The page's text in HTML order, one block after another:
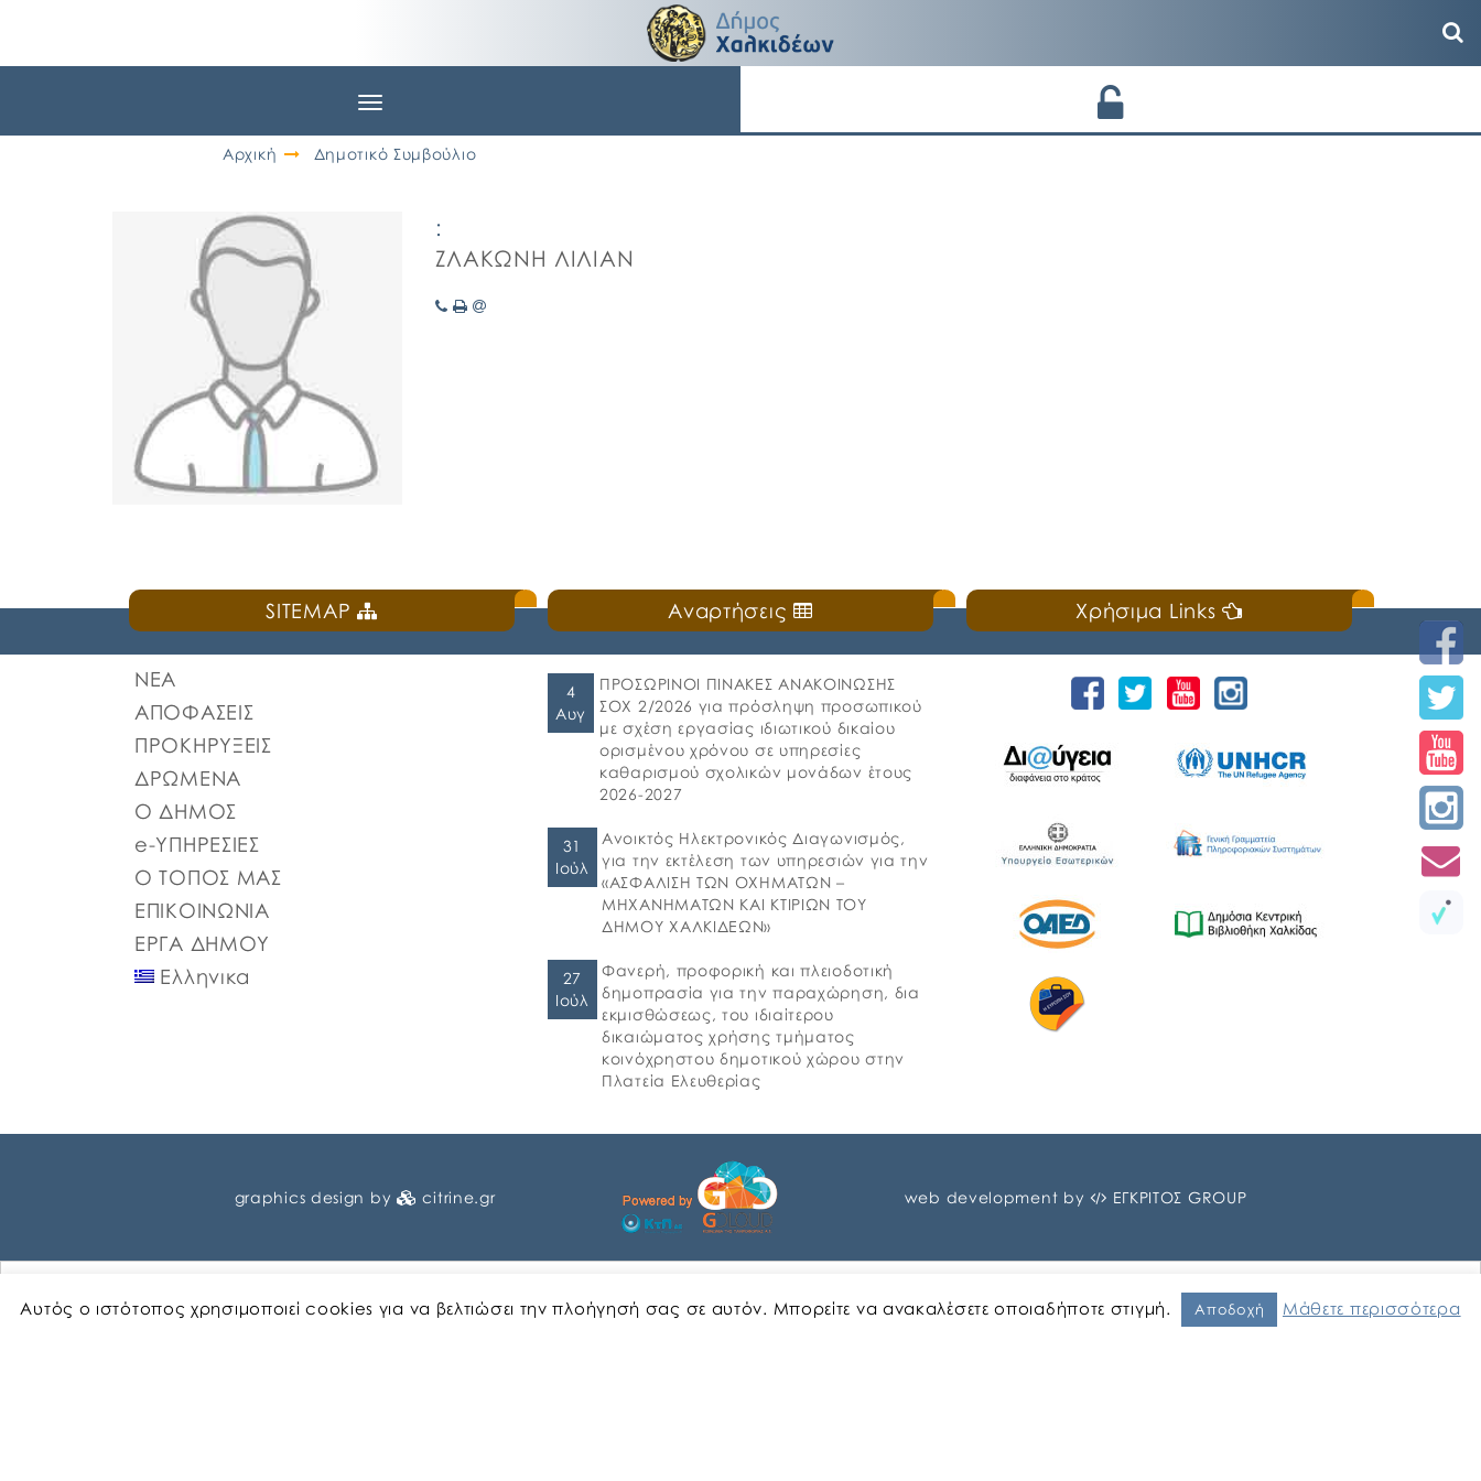
Toggle
Αρχική
Δημοτικό Συμβούλιο
:
ΖΛΑΚΩΝΗ ΛΙΛΙΑΝ
SITEMAP
ΝΕΑ
ΑΠΟΦΑΣΕΙΣ
ΠΡΟΚΗΡΥΞΕΙΣ
ΔΡΩΜΕΝΑ
Ο ΔΗΜΟΣ
e-ΥΠΗΡΕΣΙΕΣ
Ο ΤΟΠΟΣ ΜΑΣ
ΕΠΙΚΟΙΝΩΝΙΑ
ΕΡΓΑ ΔΗΜΟΥ
Ελληνικα
Αναρτήσεις
4
Αυγ
ΠΡΟΣΩΡΙΝΟΙ ΠΙΝΑΚΕΣ ΑΝΑΚΟΙΝΩΣΗΣ
ΣΟΧ 2/2026 για πρόσληψη προσωπικού
με σχέση εργασίας ιδιωτικού δικαίου
ορισμένου χρόνου σε υπηρεσίες
καθαρισμού σχολικών μονάδων έτους
2026-2027
31
Ιούλ
Ανοικτός Ηλεκτρονικός Διαγωνισμός,
για την εκτέλεση των υπηρεσιών για την
«ΑΣΦΑΛΙΣΗ ΤΩΝ ΟΧΗΜΑΤΩΝ –
ΜΗΧΑΝΗΜΑΤΩΝ ΚΑΙ ΚΤΙΡΙΩΝ ΤΟΥ
ΔΗΜΟΥ ΧΑΛΚΙΔΕΩΝ»
27
Ιούλ
Φανερή, προφορική και πλειοδοτική
δημοπρασία για την παραχώρηση, δια
εκμισθώσεως, του ιδιαίτερου
δικαιώματος χρήσης τμήματος
κοινόχρηστου δημοτικού χώρου στην
Πλατεία Ελευθερίας
Χρήσιμα Links
graphics design by citrine.gr web development by ΕΓΚΡΙΤΟΣ GROUP
Αυτός ο ιστότοπος χρησιμοποιεί cookies για να βελτιώσει την πλοήγησή σας σε αυτόν. Μπορείτε να ανακαλέσετε οποιαδήποτε στιγμή. Αποδοχή Μάθετε περισσότερα